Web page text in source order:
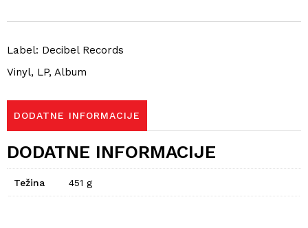
Label: Decibel Records
Vinyl, LP, Album
DODATNE INFORMACIJE
DODATNE INFORMACIJE
Težina 451 g